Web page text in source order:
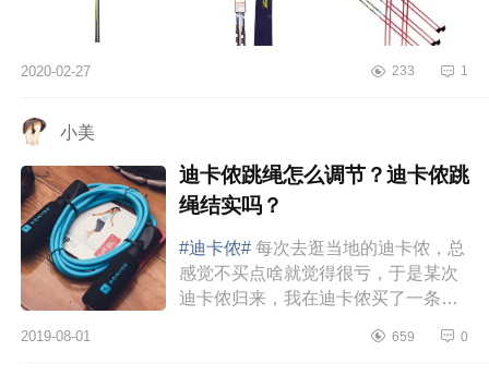
2020-02-27 233 1
小美
迪卡侬跳绳怎么调节？迪卡侬跳
绳结实吗？
#迪卡侬# 每次去逛当地的迪卡侬，总
感觉不买点啥就觉得很亏，于是某次
迪卡侬归来，我在迪卡侬买了一条跳
一样，这条跳绳买回来就直接放柜...
2019-08-01 659 0